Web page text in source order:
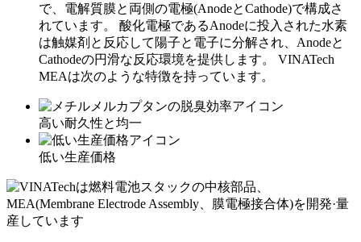
で、電解質膜と両側の電極(AnodeとCathode)で構成さ
れています。 酸化電極であるAnodeに投入された水素
は触媒剤と反応して陽子と電子に分解され、Anodeと
Cathodeの円滑な反応環境を提供します。 VINATech
MEAは次のような特徴を持っています。
高い耐久性と均一
低い生産価格